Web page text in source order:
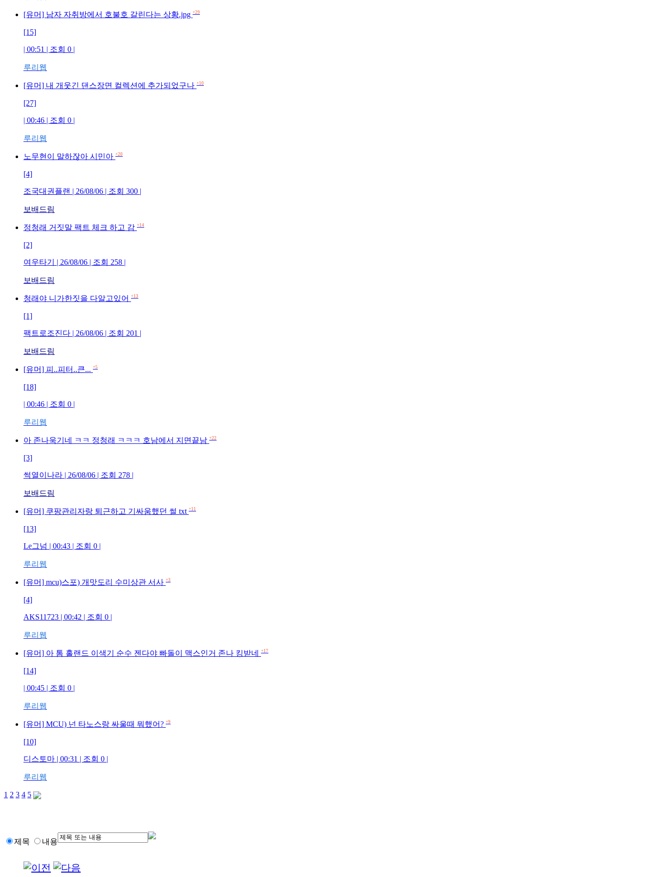
[유머] 남자 자취방에서 호불호 갈린다는 상황.jpg +29
[15]
| 00:51 | 조회 0 |
루리웹
[유머] 내 개웃긴 댄스장면 컬렉션에 추가되었구나 +10
[27]
| 00:46 | 조회 0 |
루리웹
노무현이 말하잖아 시민아 +20
[4]
조국대권플랜 | 26/08/06 | 조회 300 |
보배드림
정청래 거짓말 팩트 체크 하고 감 +14
[2]
여우타기 | 26/08/06 | 조회 258 |
보배드림
청래야 니가한짓을 다알고있어 +13
[1]
팩트로조진다 | 26/08/06 | 조회 201 |
보배드림
[유머] 피..피터..큰... +5
[18]
| 00:46 | 조회 0 |
루리웹
아 존나욱기네 ㅋㅋ 정청래 ㅋㅋㅋ 호남에서 지면끝남 +22
[3]
썩열이나라 | 26/08/06 | 조회 278 |
보배드림
[유머] 쿠팡관리자랑 퇴근하고 기싸움했던 썰 txt +11
[13]
Le그넘 | 00:43 | 조회 0 |
루리웹
[유머] mcu)스포) 개맛도리 수미상관 서사 +3
[4]
AKS11723 | 00:42 | 조회 0 |
루리웹
[유머] 아 톰 홀랜드 이색기 순수 젠다야 빠돌이 맥스인거 존나 킹받네 +17
[14]
| 00:45 | 조회 0 |
루리웹
[유머] MCU) 넌 타노스랑 싸울때 뭐했어? +9
[10]
디스토마 | 00:31 | 조회 0 |
루리웹
1 2 3 4 5
제목 내용